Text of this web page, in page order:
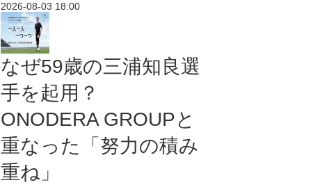
2026-08-03 18:00
なぜ59歳の三浦知良選
手を起用？
ONODERA GROUPと
重なった「努力の積み
重ね」